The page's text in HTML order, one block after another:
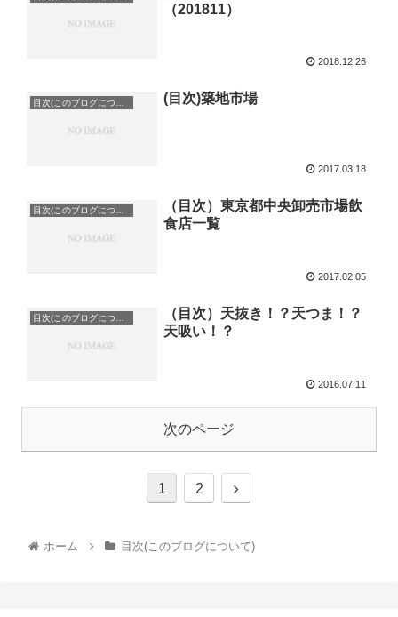
（201811）
2018.12.26
目次(このブログについて) (目次)築地市場
2017.03.18
目次(このブログについて)
（目次）東京都中央卸売市場飲
食店一覧
2017.02.05
目次(このブログについて)
（目次）天抜き！？天つま！？
天吸い！？
2016.07.11
次のページ
1 2
ホーム 目次(このブログについて)